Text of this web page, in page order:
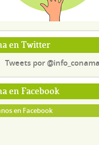
en Twitter
Tweets por @info_conama
en Facebook
en Facebook